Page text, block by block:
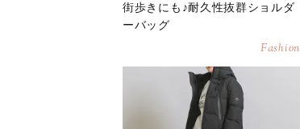
街歩きにも♪耐久性抜群ショルダ
ーバッグ
Fashion